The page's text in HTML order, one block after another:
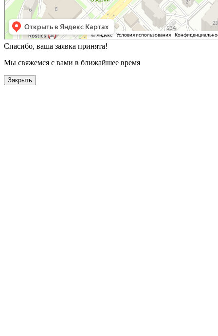
Спасибо, ваша заявка принята!
Мы свяжемся с вами в ближайшее время
Закрыть